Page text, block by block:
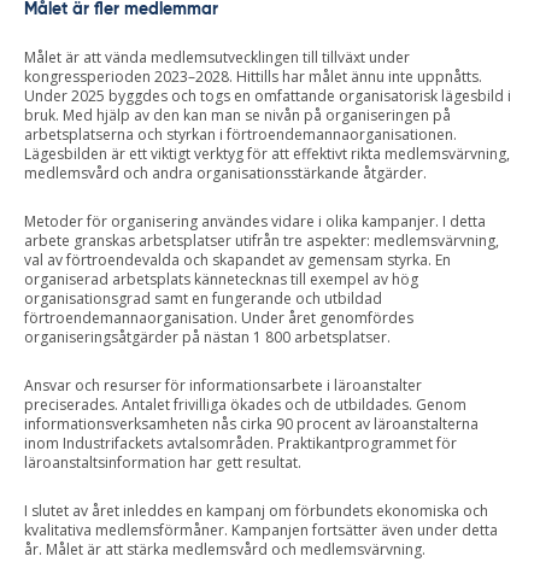
Målet är fler medlemmar
Målet är att vända medlemsutvecklingen till tillväxt under
kongressperioden 2023–2028. Hittills har målet ännu inte uppnåtts.
Under 2025 byggdes och togs en omfattande organisatorisk lägesbild i
bruk. Med hjälp av den kan man se nivån på organiseringen på
arbetsplatserna och styrkan i förtroendemannaorganisationen.
Lägesbilden är ett viktigt verktyg för att effektivt rikta medlemsvärvning,
medlemsvård och andra organisationsstärkande åtgärder.
Metoder för organisering användes vidare i olika kampanjer. I detta
arbete granskas arbetsplatser utifrån tre aspekter: medlemsvärvning,
val av förtroendevalda och skapandet av gemensam styrka. En
organiserad arbetsplats kännetecknas till exempel av hög
organisationsgrad samt en fungerande och utbildad
förtroendemannaorganisation. Under året genomfördes
organiseringsåtgärder på nästan 1 800 arbetsplatser.
Ansvar och resurser för informationsarbete i läroanstalter
preciserades. Antalet frivilliga ökades och de utbildades. Genom
informationsverksamheten nås cirka 90 procent av läroanstalterna
inom Industrifackets avtalsområden. Praktikantprogrammet för
läroanstaltsinformation har gett resultat.
I slutet av året inleddes en kampanj om förbundets ekonomiska och
kvalitativa medlemsförmåner. Kampanjen fortsätter även under detta
år. Målet är att stärka medlemsvård och medlemsvärvning.